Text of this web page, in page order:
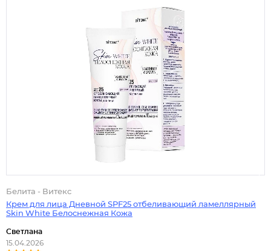
Белита - Витекс
Крем для лица Дневной SPF25 отбеливающий ламеллярный
Skin White Белоснежная Кожа
Светлана
15.04.2026